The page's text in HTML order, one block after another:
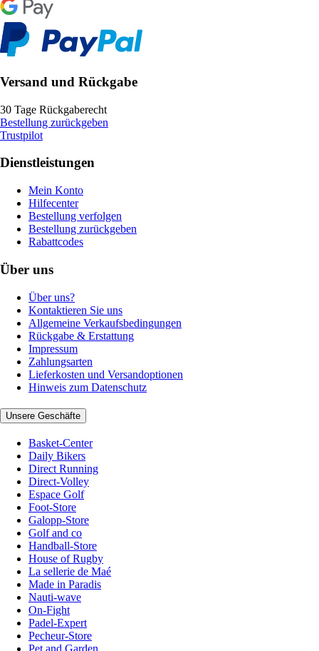
Versand und Rückgabe
30 Tage Rückgaberecht
Bestellung zurückgeben
Trustpilot
Dienstleistungen
Mein Konto
Hilfecenter
Bestellung verfolgen
Bestellung zurückgeben
Rabattcodes
Über uns
Über uns?
Kontaktieren Sie uns
Allgemeine Verkaufsbedingungen
Rückgabe & Erstattung
Impressum
Zahlungsarten
Lieferkosten und Versandoptionen
Hinweis zum Datenschutz
Unsere Geschäfte
Basket-Center
Daily Bikers
Direct Running
Direct-Volley
Espace Golf
Foot-Store
Galopp-Store
Golf and co
Handball-Store
House of Rugby
La sellerie de Maé
Made in Paradis
Nauti-wave
On-Fight
Padel-Expert
Pecheur-Store
Pet and Garden